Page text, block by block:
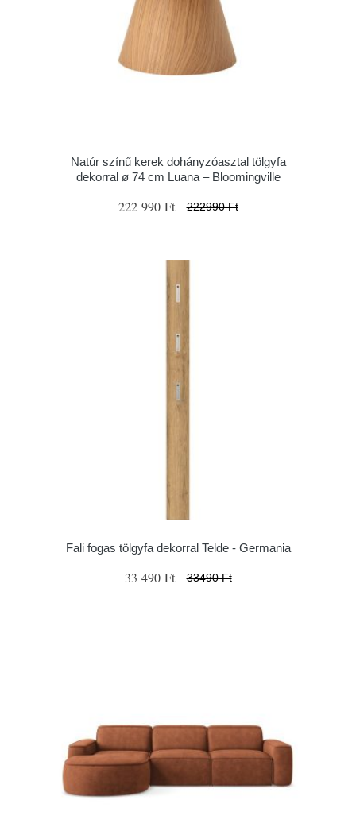
Natúr színű kerek dohányzóasztal tölgyfa
dekorral ø 74 cm Luana – Bloomingville
222 990 Ft 222990 Ft
Fali fogas tölgyfa dekorral Telde - Germania
33 490 Ft 33490 Ft